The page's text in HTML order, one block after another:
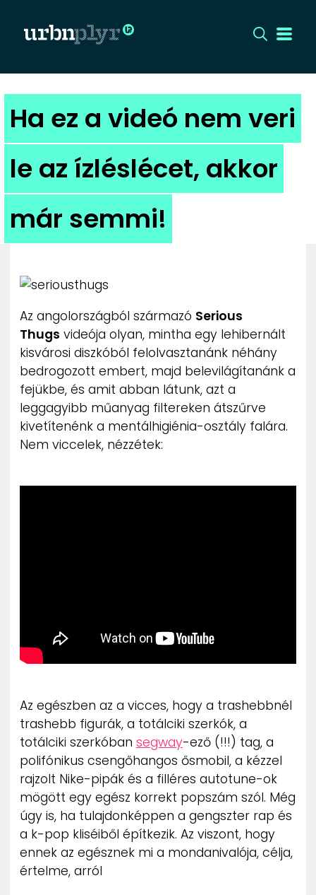
CÍMLAP
DIZÁJN
DIVAT
HIP
ZENE
MÉDIAAJÁNLAT
IMPRESSZUM
PR-ARCHÍVUM
ADATKEZELÉSI TÁJÉKOZTATÓ
Ha ez a videó nem veri
le az ízléslécet, akkor
már semmi!
Az angolországból származó Serious
Thugs videója olyan, mintha egy lehibernált
kisvárosi diszkóból felolvasztanánk néhány
bedrogozott embert, majd belevilágítanánk a
fejükbe, és amit abban látunk, azt a
leggagyibb műanyag filtereken átszűrve
kivetítenénk a mentálhigiénia-osztály falára.
Nem viccelek, nézzétek:
Az egészben az a vicces, hogy a trashebbnél
trashebb figurák, a totálciki szerkók, a
totálciki szerkóban segway-ező (!!!) tag, a
polifónikus csengőhangos ősmobil, a kézzel
rajzolt Nike-pipák és a filléres autotune-ok
mögött egy egész korrekt popszám szól. Még
úgy is, ha tulajdonképpen a gengszter rap és
a k-pop kliséiből építkezik. Az viszont, hogy
ennek az egésznek mi a mondanivalója, célja,
értelme, arról